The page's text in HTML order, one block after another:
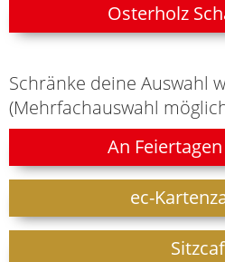
Osterholz
Schränke deine Auswahl
(Mehrfachauswahl
An
ec-